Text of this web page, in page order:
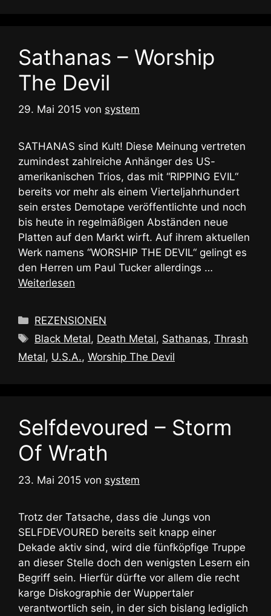
Sathanas – Worship
The Devil
29. Mai 2015 von system
SATHANAS sind Kult! Diese Meinung vertreten
zumindest zahlreiche Anhänger des US-
amerikanischen Trios, das mit “RIPPING EVIL“
bereits vor mehr als einem Vierteljahrhundert
sein erstes Demotape veröffentlichte und noch
bis heute in regelmäßigen Abständen neue
Platten auf den Markt wirft. Auf ihrem aktuellen
Werk namens “WORSHIP THE DEVIL“ gelingt es
den Herren um Paul Tucker allerdings …
Weiterlesen
Kategorien
REZENSIONEN
Schlagwörter
Black Metal, Death Metal, Sathanas,Thrash
Metal, U.S.A., Worship The Devil
Selfdevoured – Storm
Of Wrath
23. Mai 2015 von system
Trotz der Tatsache, dass die Jungs von
SELFDEVOURED bereits seit knapp einer
Dekade aktiv sind, wird die fünfköpfige Truppe
an dieser Stelle doch den wenigsten Lesern ein
Begriff sein. Hierfür dürfte vor allem die recht
karge Diskographie der Wuppertaler
verantwortlich sein, in der sich bislang lediglich